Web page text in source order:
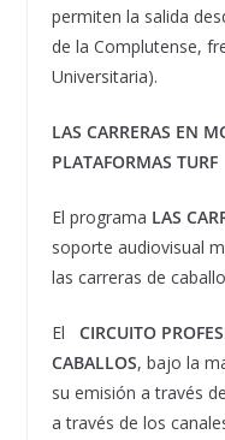
permiten la salida
de la Complutense,
Universitaria).
LAS CARRERAS EN
PLATAFORMAS TURF
El programa LAS
soporte audiovisual
las carreras de
El CIRCUITO
CABALLOS, bajo la
su emisión a través
a través de los